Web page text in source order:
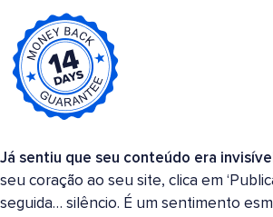
Já sentiu que seu conteúdo era
seu coração ao seu site, clica em
seguida… silêncio. É um sentimento